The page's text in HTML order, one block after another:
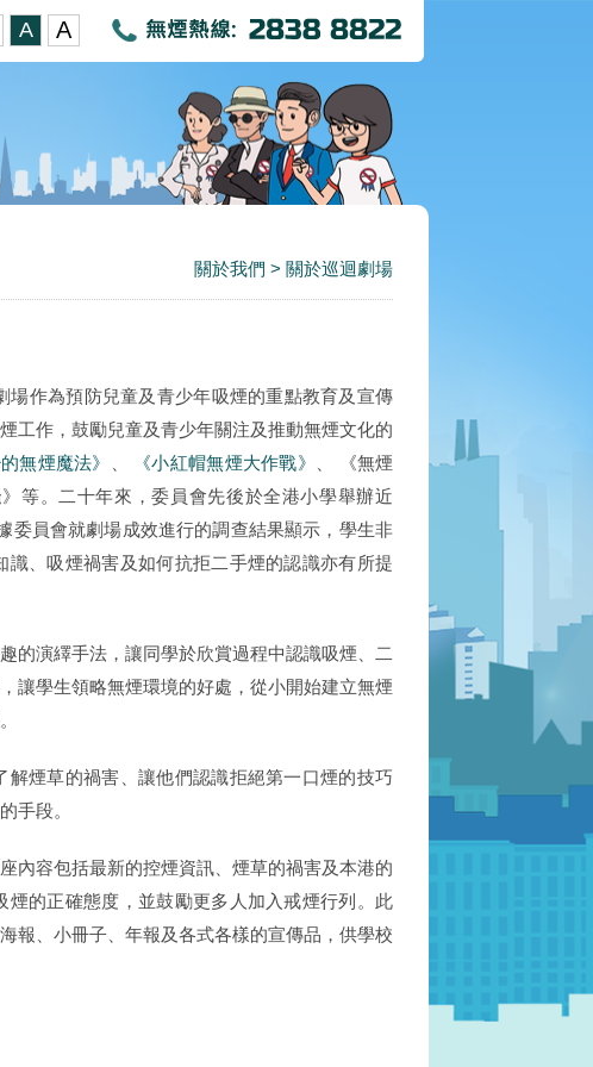
A A
關於我們 > 關於巡迴劇場
作為預防兒童及青少年吸煙的重點教育及宣傳
工作，鼓勵兒童及青少年關注及推動無煙文化的
無煙魔法》 《小紅帽無煙大作戰》
、 《無煙
等。二十年來，委員會先後於全港小學舉辦近
委員會就劇場成效進行的調查結果顯示，學生非
、吸煙禍害及如何抗拒二手煙的認識亦有所提
的演繹手法，讓同學於欣賞過程中認識吸煙、二
讓學生領略無煙環境的好處，從小開始建立無煙
煙草的禍害、讓他們認識拒絕第一口煙的技巧
手段。
內容包括最新的控煙資訊、煙草的禍害及本港的
的正確態度，並鼓勵更多人加入戒煙行列。此
報、小冊子、年報及各式各樣的宣傳品，供學校